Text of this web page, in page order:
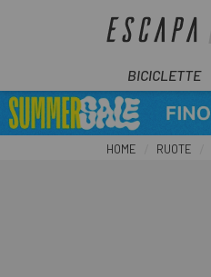
BICICLETTE
HOME RUOTE